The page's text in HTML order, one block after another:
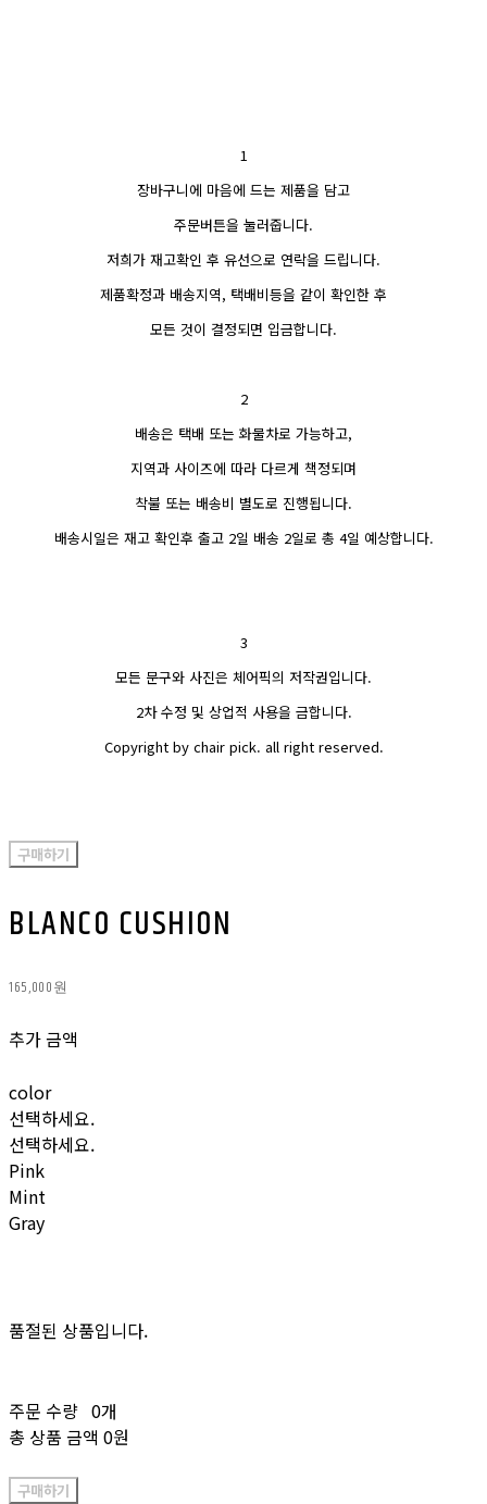
1
장바구니에 마음에 드는 제품을 담고
주문버튼을 눌러줍니다.
저희가 재고확인 후 유선으로 연락을 드립니다.
제품확정과 배송지역, 택배비등을 같이 확인한 후
모든 것이 결정되면 입금합니다.
2
배송은 택배 또는 화물차로 가능하고,
지역과 사이즈에 따라 다르게 책정되며
착불 또는 배송비 별도로 진행됩니다.
배송시일은 재고 확인후 출고 2일 배송 2일로 총 4일 예상합니다.
3
모든 문구와 사진은 체어픽의 저작권입니다.
2차 수정 및 상업적 사용을 금합니다.
Copyright by chair pick. all right reserved.
구매하기
BLANCO CUSHION
165,000원
추가 금액
color
선택하세요.
선택하세요.
Pink
Mint
Gray
품절된 상품입니다.
주문 수량 0개
총 상품 금액 0원
구매하기